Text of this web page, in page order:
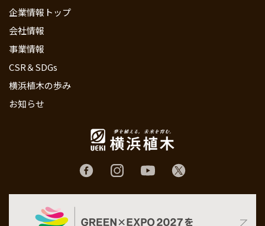
企業情報トップ
会社情報
事業情報
CSR＆SDGs
横浜植木の歩み
お知らせ